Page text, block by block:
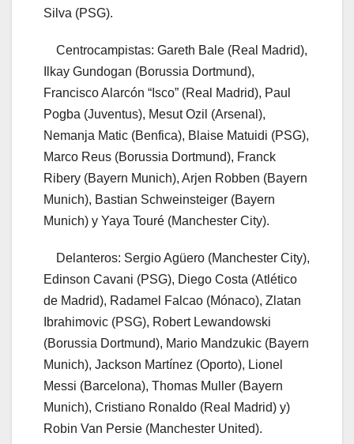
Silva (PSG).
Centrocampistas: Gareth Bale (Real Madrid),
Ilkay Gundogan (Borussia Dortmund),
Francisco Alarcón “Isco” (Real Madrid), Paul
Pogba (Juventus), Mesut Ozil (Arsenal),
Nemanja Matic (Benfica), Blaise Matuidi (PSG),
Marco Reus (Borussia Dortmund), Franck
Ribery (Bayern Munich), Arjen Robben (Bayern
Munich), Bastian Schweinsteiger (Bayern
Munich) y Yaya Touré (Manchester City).
Delanteros: Sergio Agüero (Manchester City),
Edinson Cavani (PSG), Diego Costa (Atlético
de Madrid), Radamel Falcao (Mónaco), Zlatan
Ibrahimovic (PSG), Robert Lewandowski
(Borussia Dortmund), Mario Mandzukic (Bayern
Munich), Jackson Martínez (Oporto), Lionel
Messi (Barcelona), Thomas Muller (Bayern
Munich), Cristiano Ronaldo (Real Madrid) y)
Robin Van Persie (Manchester United).